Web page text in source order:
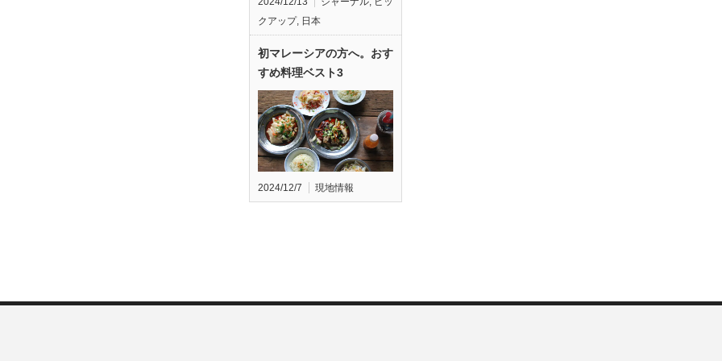
クアップ, 日本
初マレーシアの方へ。おす
すめ料理ベスト3
2024/12/7 現地情報